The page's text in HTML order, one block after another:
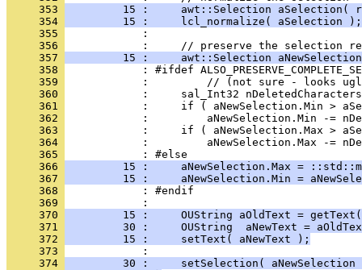
     353
15 :     awt::Selection aSelection(
     354
         15 :     lcl_normalize( aSelection );
     355
     356
     357
15 :     awt::Selection
     358
     359
     360
     361
     362
     363
     364
     365
     366
15 :     aNewSelection.Max =
     367
15 :     aNewSelection.Min =
     368
     369
     370
15 :     OUString aOldText =
     371
30 :     OUString  aNewText =
     372
         15 :     setText( aNewText );
     373
     374
30 :     setSelection( aNewSelection